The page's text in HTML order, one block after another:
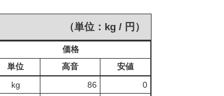
（単位：kg / 円）
価格
単位
高音
安値
kg 86
0